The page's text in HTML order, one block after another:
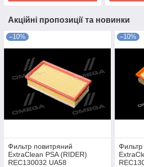
Акційні пропозиції та новинки
–10%
Фильтр повитряний
ExtraClean PSA (RIDER)
REC130032 UA58
–10%
Фильтр